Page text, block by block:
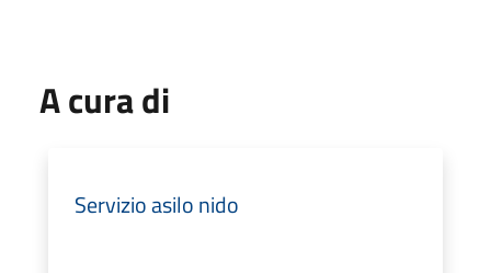
A cura di
Servizio asilo nido